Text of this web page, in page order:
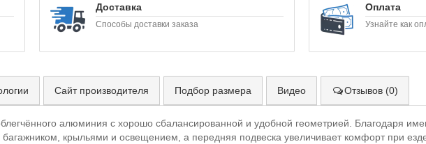
Доставка
Способы доставки заказа
Оплата
Узнайте как
Сайт производителя Подбор размера Видео Отзывов (0)
алюминия с хорошо сбалансированной и удобной геометрией. Благодаря
крыльями и освещением, а передняя подвеска увеличивает комфорт при